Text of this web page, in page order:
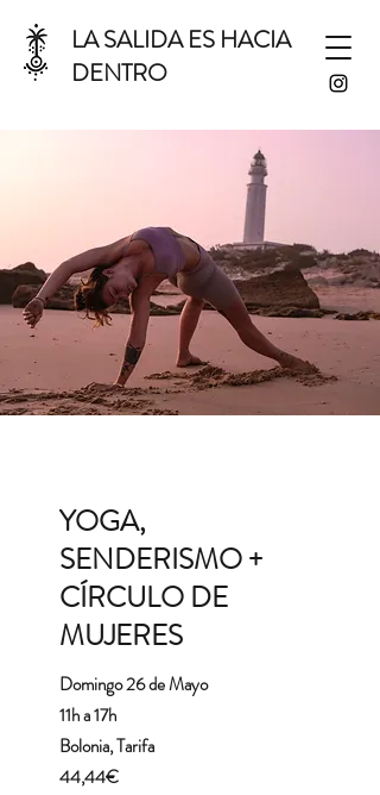
LA SALIDA ES HACIA
DENTRO
YOGA,
SENDERISMO +
CÍRCULO DE
MUJERES
Domingo 26 de Mayo
11h a 17h
Bolonia, Tarifa
44,44€